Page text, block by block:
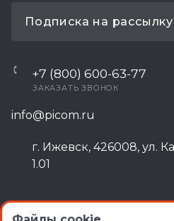
Подписка на рассылку
+7 (800) 600-63-77
ЗАКАЗАТЬ ЗВОНОК
info@picom.ru
г. Ижевск, 426008, ул.
1.01